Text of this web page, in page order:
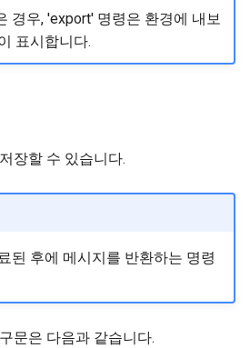
경우, 'export' 명령은 환경에 내보
표시합니다.
장할 수 있습니다.
된 후에 메시지를 반환하는 명령
문은 다음과 같습니다.